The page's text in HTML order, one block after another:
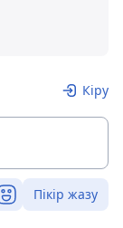
Кіру
Пікір жазу